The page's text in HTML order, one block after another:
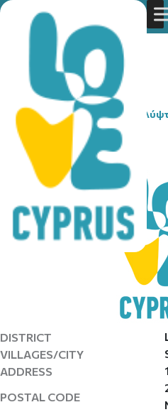
You are here:Home»
» FOOD PARK CITY
FOOD PARK CITY
DISTRICT
VILLAGES/CITY
ADDRESS
POSTAL CODE